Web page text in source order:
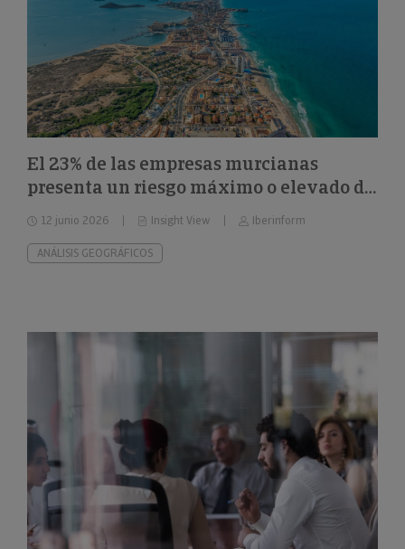
El 23% de las empresas murcianas
presenta un riesgo máximo o elevado de
impago
12 junio 2026 Insight View Iberinform
ANÁLISIS GEOGRÁFICOS